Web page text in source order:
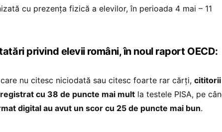
cu prezența fizică a elevilor, în perioada 4 mai – 11
privind elevii români, în noul raport OECD:
nu citesc niciodată sau citesc foarte rar cărți, cititorii
cu 38 de puncte mai mult la testele PISA, pe
digital au avut un scor cu 25 de puncte mai bun.